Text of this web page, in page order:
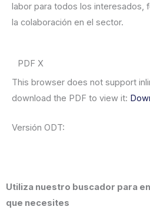
labor para todos los interesados,
la colaboración en el sector.
PDF X
This browser does not support
download the PDF to view it:
Versión ODT:
Utiliza nuestro buscador para
que necesites